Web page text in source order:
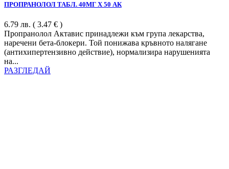
ПРОПРАНОЛОЛ ТАБЛ. 40МГ Х 50 АК
6.79 лв. ( 3.47 € )
Пропранолол Актавис принадлежи към група лекарства,
наречени бета-блокери. Той понижава кръвното налягане
(антихипертензивно действие), нормализира нарушенията
на...
РАЗГЛЕДАЙ